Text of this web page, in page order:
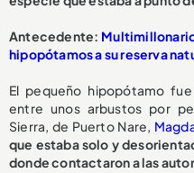
Antecedente:
hipopótamos a su reserva
El pequeño hipopótamo
entre unos arbustos por
Sierra, de Puerto Nare,
que estaba solo y
donde contactaron a las